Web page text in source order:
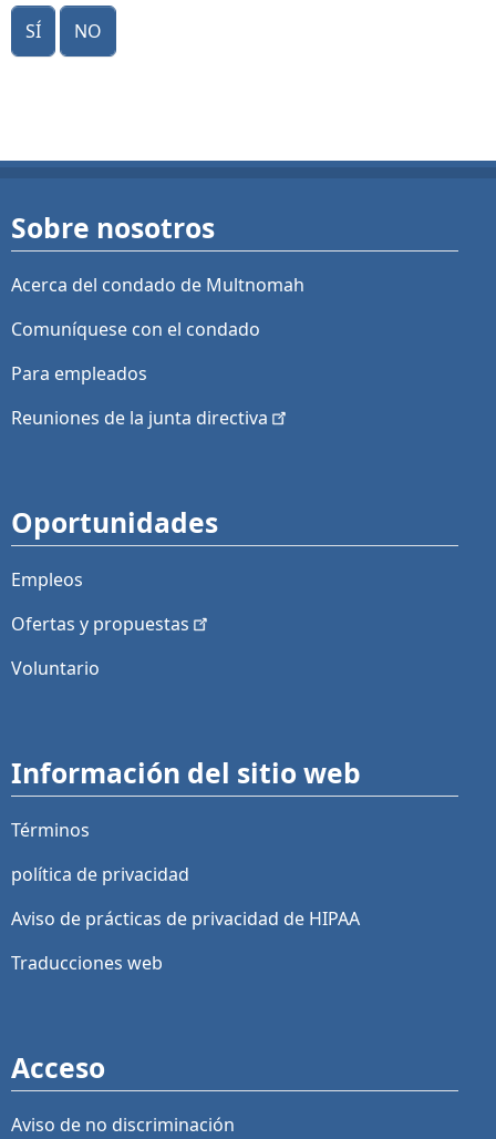
Sí No
Sobre nosotros
Acerca del condado de Multnomah
Comuníquese con el condado
Para empleados
Reuniones de la junta directiva
Oportunidades
Empleos
Ofertas y propuestas
Voluntario
Información del sitio web
Términos
política de privacidad
Aviso de prácticas de privacidad de HIPAA
Traducciones web
Acceso
Aviso de no discriminación